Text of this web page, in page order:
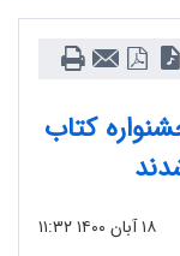
کتاب
۱۸ آبان ۱۴۰۰ ۱۱:۳۲